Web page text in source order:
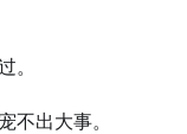
。
不出大事。